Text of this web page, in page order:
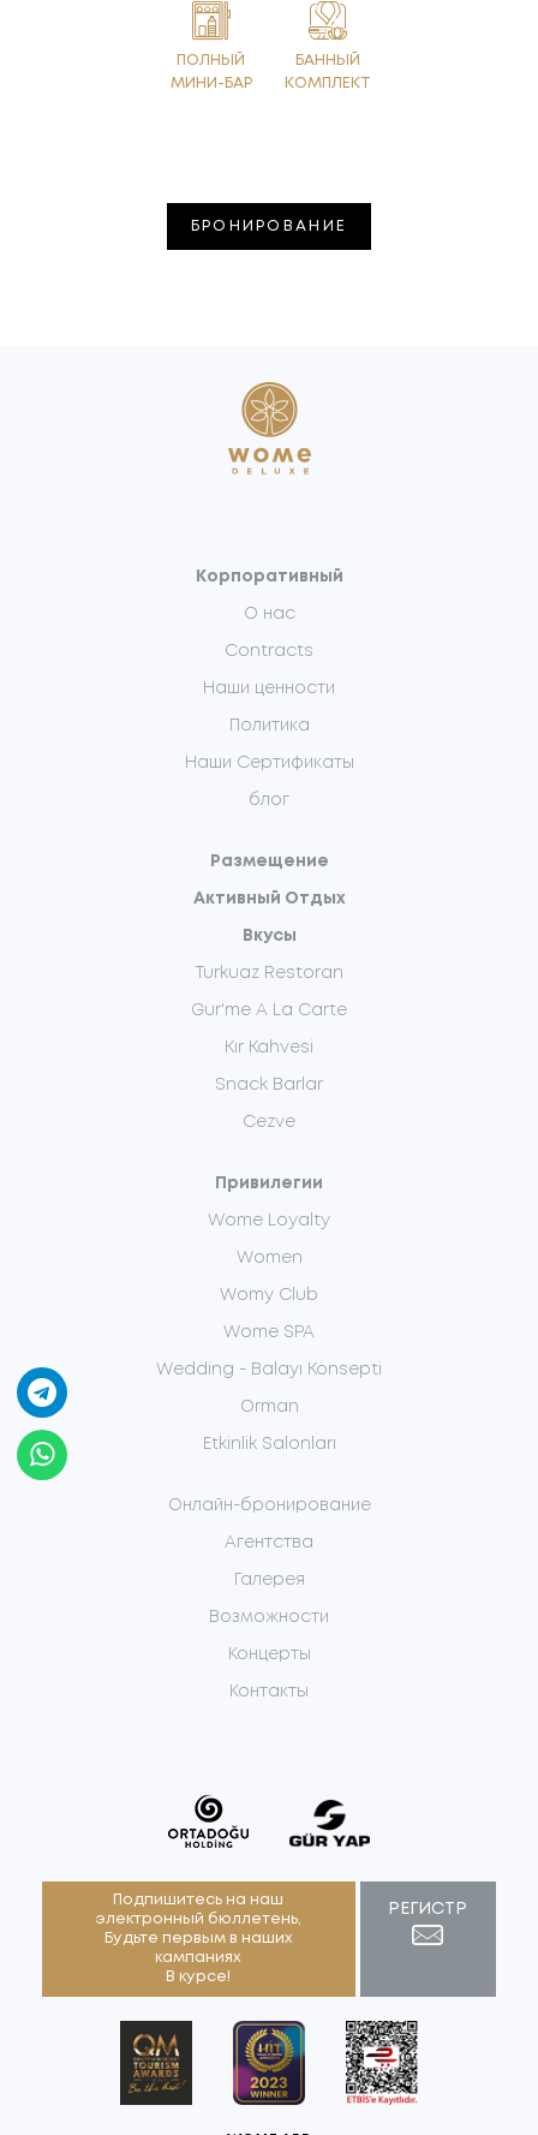
ПОЛНЫЙ
МИНИ-БАР
БАННЫЙ
КОМПЛЕКТ
БРОНИРОВАНИЕ
Корпоративный
О нас
Contracts
Наши ценности
Политика
Наши Сертификаты
блог
Размещение
Активный Отдых
Вкусы
Turkuaz Restoran
Gur'me A La Carte
Kır Kahvesi
Snack Barlar
Cezve
Привилегии
Wome Loyalty
Women
Womy Club
Wome SPA
Wedding - Balayı Konsepti
Orman
Etkinlik Salonları
Онлайн-бронирование
Агентства
Галерея
Возможности
Концерты
Контакты
Подпишитесь на наш
электронный бюллетень,
Будьте первым в наших
кампаниях
В курсе!
РЕГИСТР